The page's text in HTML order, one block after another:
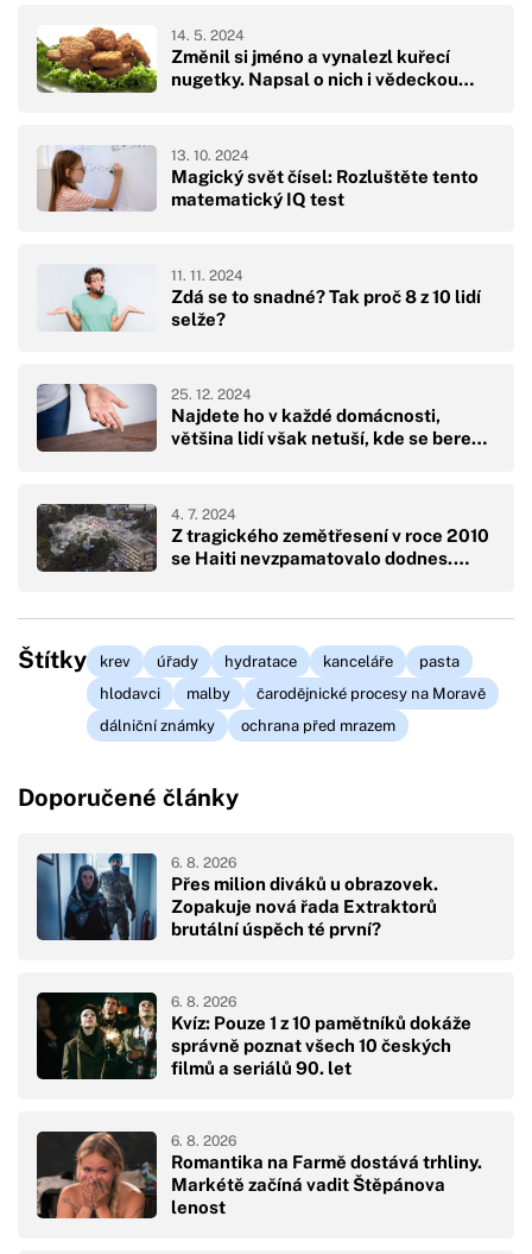
Změnil si jméno a vynalezl kuřecí
nugetky. Napsal o nich i vědeckou…
14. 5. 2024
Magický svět čísel: Rozluštěte tento
matematický IQ test
13. 10. 2024
Zdá se to snadné? Tak proč 8 z 10 lidí
selže?
11. 11. 2024
Najdete ho v každé domácnosti,
většina lidí však netuší, kde se bere…
25. 12. 2024
Z tragického zemětřesení v roce 2010
se Haiti nevzpamatovalo dodnes.…
4. 7. 2024
Štítky krev úřady hydratace kanceláře
pasta
hlodavci
malby
čarodějnické procesy na Moravě
dálniční známky
ochrana před mrazem
Doporučené články
Přes milion diváků u obrazovek.
Zopakuje nová řada Extraktorů
brutální úspěch té první?
6. 8. 2026
Kvíz: Pouze 1 z 10 pamětníků dokáže
správně poznat všech 10 českých
filmů a seriálů 90. let
6. 8. 2026
Romantika na Farmě dostává trhliny.
Markétě začíná vadit Štěpánova
lenost
6. 8. 2026